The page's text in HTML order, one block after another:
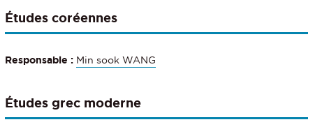
Études coréennes
Responsable : Min sook WANG
Études grec moderne